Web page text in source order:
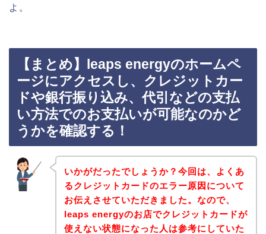
よ。
【まとめ】leaps energyのホームペ
ージにアクセスし、クレジットカー
ドや銀行振り込み、代引などの支払
い方法でのお支払いが可能なのかど
うかを確認する！
いかがだったでしょうか？今回は、よくあ
るクレジットカードのエラー原因について
お伝えさせていただきました。なので、
leaps energyのお店でクレジットカードが
使えない状態になった人は参考にしていた